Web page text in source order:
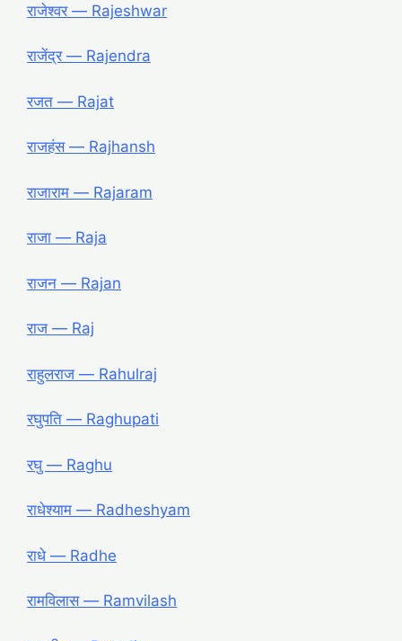
राजेश्वर ― Rajeshwar
राजेंद्र ― Rajendra
रजत ― Rajat
राजहंस ― Rajhansh
राजाराम ― Rajaram
राजा ― Raja
राजन ― Rajan
राज ― Raj
राहुलराज ― Rahulraj
रघुपति ― Raghupati
रघु ― Raghu
राधेश्याम ― Radheshyam
राधे ― Radhe
रामविलास ― Ramvilash